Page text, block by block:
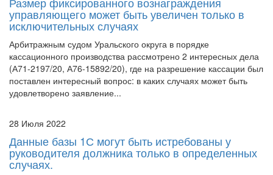
управляющего может быть увеличен только в
исключительных случаях
Арбитражным судом Уральского округа в порядке
кассационного производства рассмотрено 2 интересных дела
(А71-2197/20, А76-15892/20), где на разрешение кассации был
поставлен интересный вопрос: в каких случаях может быть
удовлетворено заявление...
28 Июля 2022
Данные базы 1С могут быть истребованы у
руководителя должника только в определенных
случаях.